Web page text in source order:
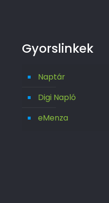
Gyorslinkek
Naptár
Digi Napló
eMenza